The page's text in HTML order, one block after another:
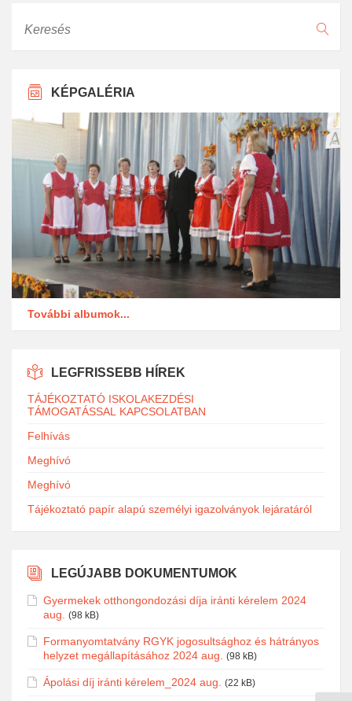
KÉPGALÉRIA
További albumok...
LEGFRISSEBB HÍREK
TÁJÉKOZTATÓ ISKOLAKEZDÉSI
TÁMOGATÁSSAL KAPCSOLATBAN
Felhívás
Meghívó
Meghívó
Tájékoztató papír alapú személyi igazolványok lejáratáról
LEGÚJABB DOKUMENTUMOK
Gyermekek otthongondozási díja iránti kérelem 2024
aug.
(98 kB)
Formanyomtatvány RGYK jogosultsághoz és hátrányos
helyzet megállapításához 2024 aug.
(98 kB)
Ápolási díj iránti kérelem_2024 aug. (22 kB)